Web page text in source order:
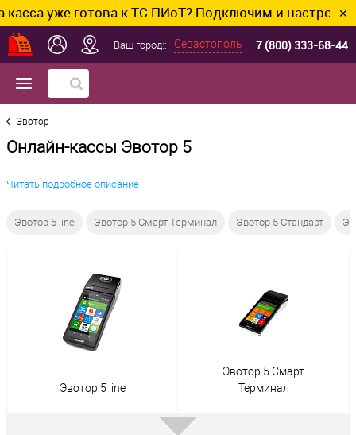
готова к ТС ПИоТ? Подключим и настроим без ✕
Ваш город:: Севастополь 7 (800) 333-68-44
Эвотор
Онлайн-кассы Эвотор 5
Читать подробное описание
Эвотор 5 line Эвотор 5 Смарт Терминал Эвотор 5 Стандарт
Эвотор 5 line
Эвотор 5 Смарт
Терминал